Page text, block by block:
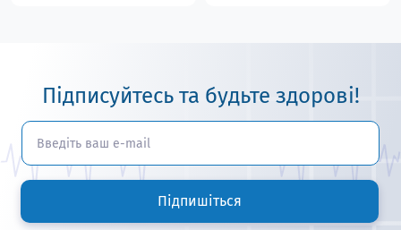
Підписуйтесь та будьте здорові!
Підпишіться